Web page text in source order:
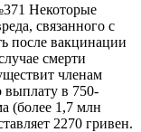
Некоторые
связанного с
после вакцинации
смерти
членам
в 750-
(более 1,7 млн
2270 гривен.